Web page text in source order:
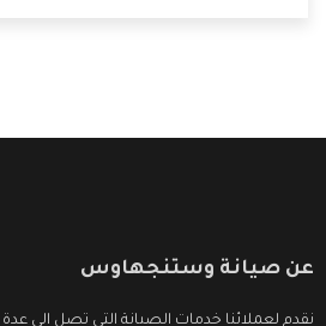
عن صيانة وستنجهاوس
نقدم لعملائنا خدمات الصيانة التى تصل الى